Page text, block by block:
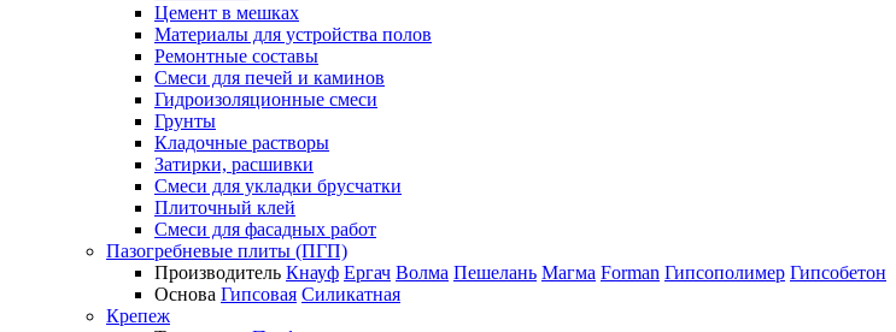
Цемент в мешках
Материалы для устройства полов
Ремонтные составы
Смеси для печей и каминов
Гидроизоляционные смеси
Грунты
Кладочные растворы
Затирки, расшивки
Смеси для укладки брусчатки
Плиточный клей
Смеси для фасадных работ
Пазогребневые плиты (ПГП)
Производитель Кнауф Ергач Волма Пешелань Магма Forman Гипсополимер Гипсобетон
Основа Гипсовая Силикатная
Крепеж